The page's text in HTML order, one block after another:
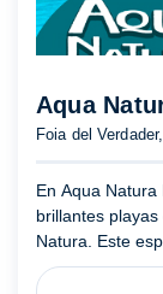
Aqua
Foia del
En Aqua
brillantes
Natura. Este
430,000 pies